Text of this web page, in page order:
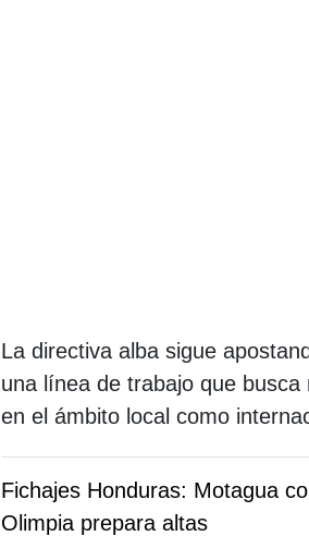
La directiva alba sigue
una línea de trabajo que
en el ámbito local como
Fichajes Honduras: Motagua
Olimpia prepara altas